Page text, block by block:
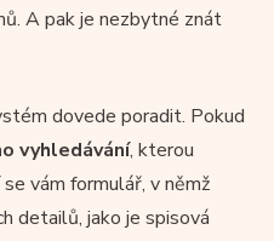
A pak je nezbytné znát
dovede poradit. Pokud
vyhledávání, kterou
vám formulář, v němž
detailů, jako je spisová